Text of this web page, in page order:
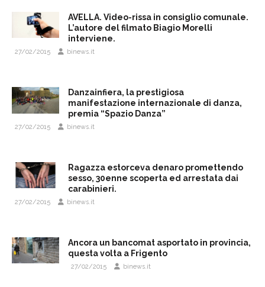
AVELLA. Video-rissa in consiglio comunale.
L’autore del filmato Biagio Morelli
interviene.
27/02/2015 binews.it
Danzainfiera, la prestigiosa
manifestazione internazionale di danza,
premia “Spazio Danza”
27/02/2015 binews.it
Ragazza estorceva denaro promettendo
sesso, 30enne scoperta ed arrestata dai
carabinieri.
27/02/2015 binews.it
Ancora un bancomat asportato in provincia,
questa volta a Frigento
27/02/2015 binews.it